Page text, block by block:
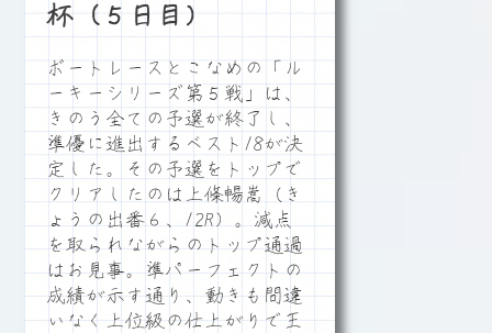
杯（５日目）
ボートレースとこなめの「ル
ーキーシリーズ第５戦」は、
きのう全ての予選が終了し、
準優に進出するベスト18が決
定した。その予選をトップで
クリアしたのは上條暢嵩（き
ょうの出番６、12R）。減点
を取られながらのトップ通過
はお見事。準パーフェクトの
成績が示す通り、動きも間違
いなく上位級の仕上がりで王